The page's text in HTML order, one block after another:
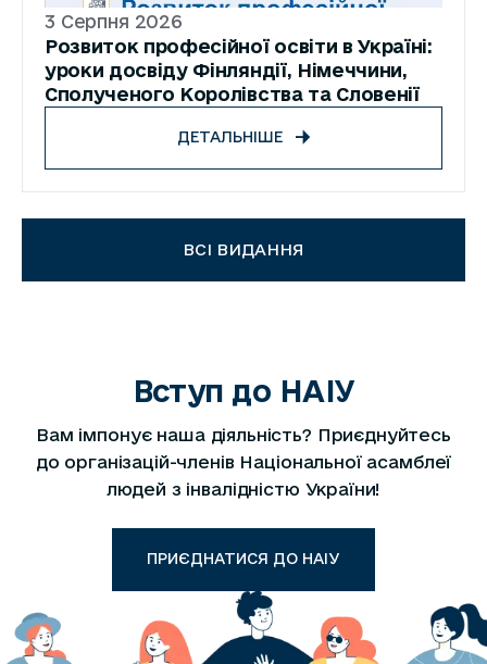
3 Серпня 2026
Розвиток професійної освіти в Україні:
уроки досвіду Фінляндії, Німеччини,
Сполученого Королівства та Словенії
ДЕТАЛЬНІШЕ
ВСІ ВИДАННЯ
Вступ до НАІУ
Вам імпонує наша діяльність? Приєднуйтесь
до організацій-членів Національної асамблеї
людей з інвалідністю України!
ПРИЄДНАТИСЯ ДО НАІУ